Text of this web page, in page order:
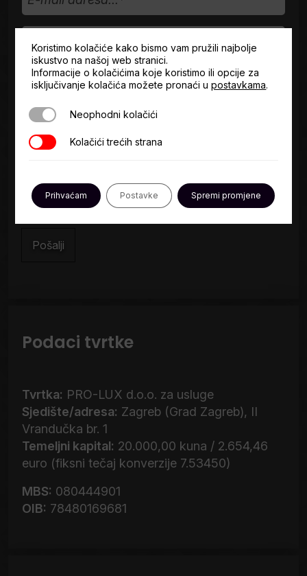
adresa...
Vrsta
upita
Opišite
svoje
potrebe...*
UvjetiSlažem se s Uvjetima korištenja*
Podaci tvrtke
Tvrtka: PRO-LUX d.o.o. za usluge
Sjedište/adresa: Zagreb (Grad Zagreb), II
Vrandučka br. 1
Temeljni kapital: 20.000,00 kuna / 2.654,46
euro (fiksni tečaj konverzije 7.53450)
MBS: 080444901
OIB: 78480169681
Koristimo kolačiće kako bismo vam pružili najbolje
iskustvo na našoj web stranici.
Informacije o kolačićima koje koristimo ili opcije za
isključivanje kolačića možete pronaći upostavkama.
Neophodni kolačići
Neophodni kolačići
Kolačići trećih strana
Kolačići trećih strana
Prihvaćam Postavke Spremi promjene